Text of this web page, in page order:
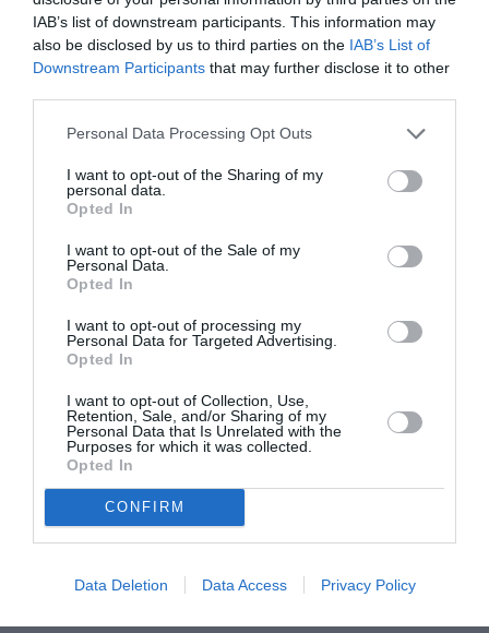
IAB’s list of downstream participants. This information may
also be disclosed by us to third parties on the IAB’s List of
Downstream Participants that may further disclose it to other
Personal Data Processing Opt Outs
I want to opt-out of the Sharing of my
personal data.
Opted In
I want to opt-out of the Sale of my
Personal Data.
Opted In
I want to opt-out of processing my
Personal Data for Targeted Advertising.
Opted In
I want to opt-out of Collection, Use,
Retention, Sale, and/or Sharing of my
Personal Data that Is Unrelated with the
Purposes for which it was collected.
Opted In
CONFIRM
Data Deletion Data Access Privacy Policy
NOUS SOUTENIR
DERNIERS COMMENTAIRES
Kylea commenté l'article :
SWISS : la rentabilité relance le débat sur son
NDR a commenté l'article :
Le ciel n’a jamais été aussi chargé : record de 153 359
vols commerciaux le 23 juillet 2026
Katmandou Nepal Airlines